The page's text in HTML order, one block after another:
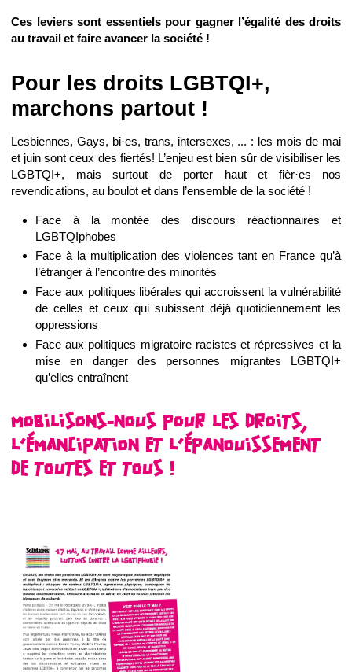
Ces leviers sont essentiels pour gagner l’égalité des droits
au travail et faire avancer la société !
Pour les droits LGBTQI+,
marchons partout !
Lesbiennes, Gays, bi·es, trans, intersexes, ... : les mois de mai
et juin sont ceux des fiertés! L’enjeu est bien sûr de visibiliser les
LGBTQI+, mais surtout de porter haut et fièr·es nos
revendications, au boulot et dans l’ensemble de la société !
Face à la montée des discours réactionnaires et
LGBTQIphobes
Face à la multiplication des violences tant en France qu’à
l’étranger à l’encontre des minorités
Face aux politiques libérales qui accroissent la vulnérabilité
de celles et ceux qui subissent déjà quotidiennement les
oppressions
Face aux politiques migratoire racistes et répressives et la
mise en danger des personnes migrantes LGBTQI+
qu’elles entraînent
MOBILISONS-NOUS POUR LES DROITS,
L’ÉMANCIPATION ET L’ÉPANOUISSEMENT
DE TOUTES ET TOUS !